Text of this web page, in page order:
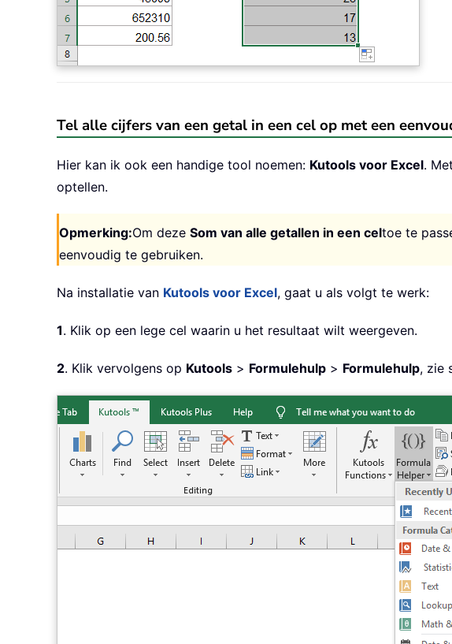
Tel alle cijfers van een getal in een cel op met een
Hier kan ik ook een handige tool noemen: Kutools voor Excel.
optellen.
Opmerking:Om deze Som van alle getallen in een celtoe te
eenvoudig te gebruiken.
Na installatie van Kutools voor Excel, gaat u als volgt te werk:
1. Klik op een lege cel waarin u het resultaat wilt weergeven.
2. Klik vervolgens op Kutools > Formulehulp > Formulehulp, zie